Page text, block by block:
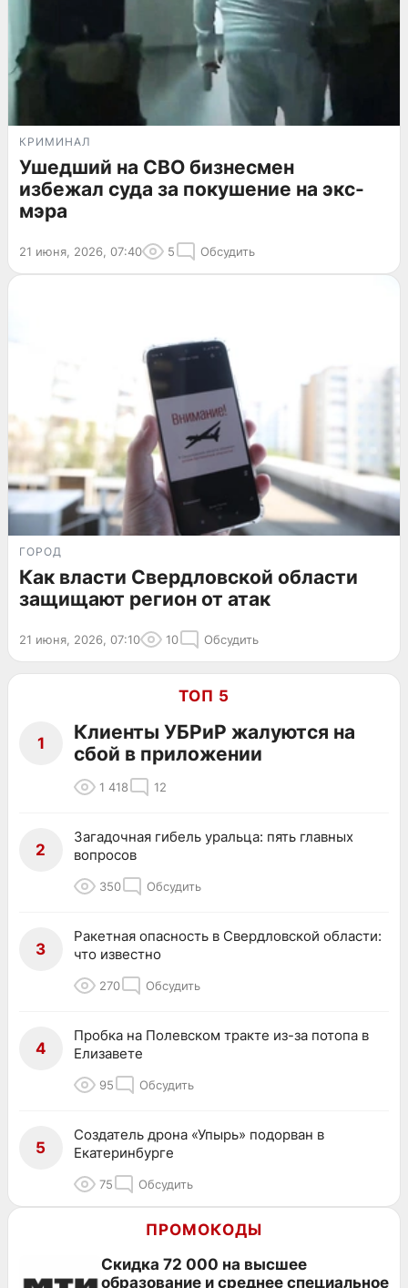
КРИМИНАЛ
Ушедший на СВО бизнесмен
избежал суда за покушение на экс-
мэра
21 июня, 2026, 07:40 5 Обсудить
ГОРОД
Как власти Свердловской области
защищают регион от атак
21 июня, 2026, 07:10 10 Обсудить
ТОП 5
1
Клиенты УБРиР жалуются на
сбой в приложении
1 418 12
2
Загадочная гибель уральца: пять главных
вопросов
350 Обсудить
3
Ракетная опасность в Свердловской области:
что известно
270 Обсудить
4
Пробка на Полевском тракте из-за потопа в
Елизавете
95 Обсудить
5
Создатель дрона «Упырь» подорван в
Екатеринбурге
75 Обсудить
ПРОМОКОДЫ
Скидка 72 000 на высшее
образование и среднее специальное